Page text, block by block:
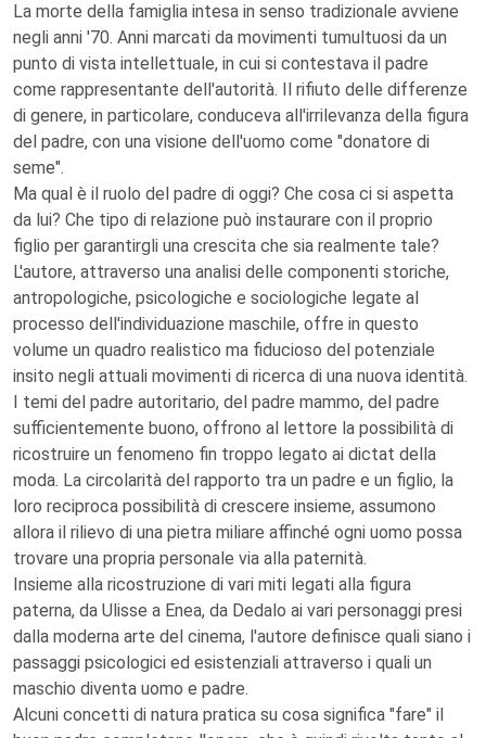
La morte della famiglia intesa in senso tradizionale avviene
negli anni '70. Anni marcati da movimenti tumultuosi da un
punto di vista intellettuale, in cui si contestava il padre
come rappresentante dell'autorità. Il rifiuto delle differenze
di genere, in particolare, conduceva all'irrilevanza della figura
del padre, con una visione dell'uomo come "donatore di
seme".
Ma qual è il ruolo del padre di oggi? Che cosa ci si aspetta
da lui? Che tipo di relazione può instaurare con il proprio
figlio per garantirgli una crescita che sia realmente tale?
L'autore, attraverso una analisi delle componenti storiche,
antropologiche, psicologiche e sociologiche legate al
processo dell'individuazione maschile, offre in questo
volume un quadro realistico ma fiducioso del potenziale
insito negli attuali movimenti di ricerca di una nuova identità.
I temi del padre autoritario, del padre mammo, del padre
sufficientemente buono, offrono al lettore la possibilità di
ricostruire un fenomeno fin troppo legato ai dictat della
moda. La circolarità del rapporto tra un padre e un figlio, la
loro reciproca possibilità di crescere insieme, assumono
allora il rilievo di una pietra miliare affinché ogni uomo possa
trovare una propria personale via alla paternità.
Insieme alla ricostruzione di vari miti legati alla figura
paterna, da Ulisse a Enea, da Dedalo ai vari personaggi presi
dalla moderna arte del cinema, l'autore definisce quali siano i
passaggi psicologici ed esistenziali attraverso i quali un
maschio diventa uomo e padre.
Alcuni concetti di natura pratica su cosa significa "fare" il